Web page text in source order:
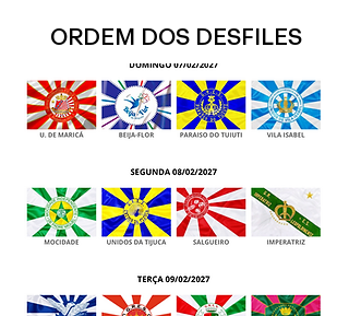
ORDEM DOS DESFILES